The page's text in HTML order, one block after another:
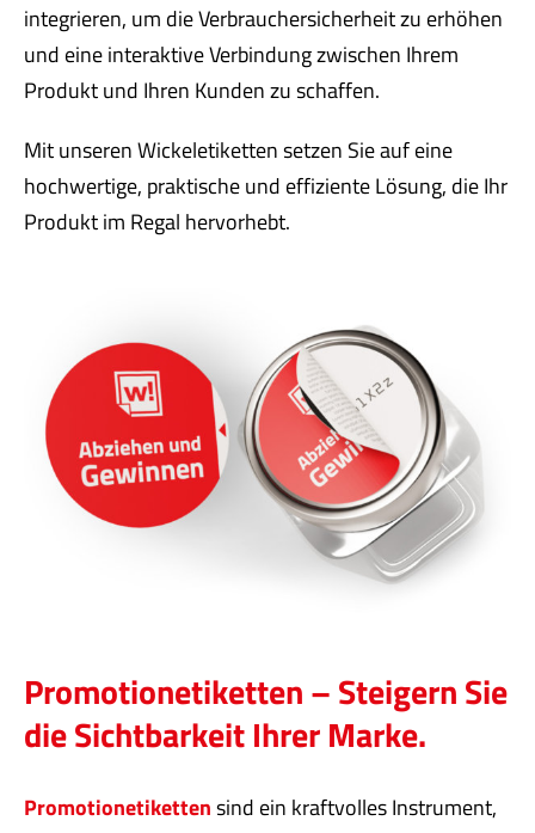
integrieren, um die Verbrauchersicherheit zu erhöhen
und eine interaktive Verbindung zwischen Ihrem
Produkt und Ihren Kunden zu schaffen.
Mit unseren Wickeletiketten setzen Sie auf eine
hochwertige, praktische und effiziente Lösung, die Ihr
Produkt im Regal hervorhebt.
Promotionetiketten – Steigern Sie
die Sichtbarkeit Ihrer Marke.
Promotionetikettensind ein kraftvolles Instrument,